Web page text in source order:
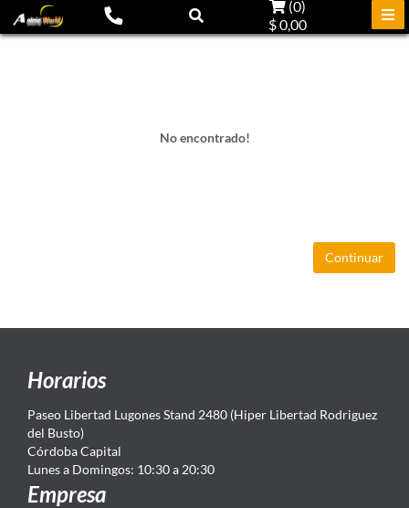
(0)
$ 0,00
No encontrado!
Continuar
Horarios
Paseo Libertad Lugones Stand 2480 (Hiper Libertad Rodriguez
del Busto)
Córdoba Capital
Lunes a Domingos: 10:30 a 20:30
Empresa